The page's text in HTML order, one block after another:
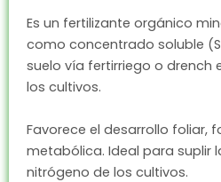
Es un fertilizante orgánico
como concentrado soluble
suelo vía fertirriego o drench
los cultivos.
Favorece el desarrollo foliar,
metabólica. Ideal para suplir
nitrógeno de los cultivos.